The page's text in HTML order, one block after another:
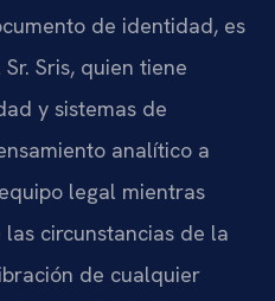
de identidad, es
Sris, quien tiene
y sistemas de
analítico a
legal mientras
circunstancias de la
de cualquier